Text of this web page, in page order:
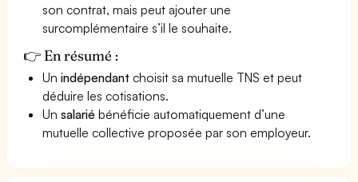
son contrat, mais peut ajouter une
surcomplémentaire s’il le souhaite.
👉 En résumé :
Unindépendant choisit sa mutuelle TNS et peut
déduire les cotisations.
Unsalarié bénéficie automatiquement d’une
mutuelle collective proposée par son employeur.